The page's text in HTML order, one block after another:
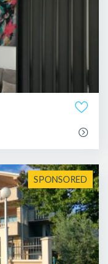
SPONSORED